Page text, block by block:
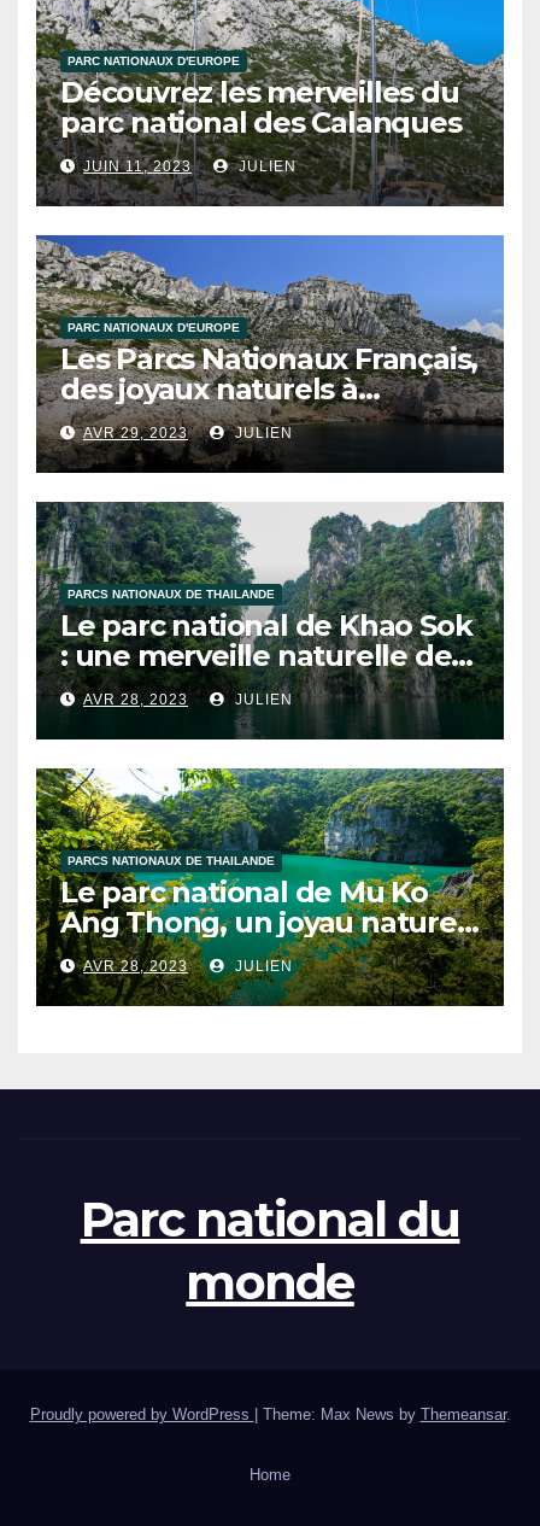
PARC NATIONAUX D'EUROPE
Découvrez les merveilles du
parc national des Calanques
JUIN 11, 2023 JULIEN
PARC NATIONAUX D'EUROPE
Les Parcs Nationaux Français,
des joyaux naturels à
découvrir !
AVR 29, 2023 JULIEN
PARCS NATIONAUX DE THAILANDE
Le parc national de Khao Sok
: une merveille naturelle de
la Thaïlande
AVR 28, 2023 JULIEN
PARCS NATIONAUX DE THAILANDE
Le parc national de Mu Ko
Ang Thong, un joyau naturel
de la Thaïlande
AVR 28, 2023 JULIEN
Parc national du
monde
Proudly powered by WordPress Theme: Max News by Themeansar.
Home